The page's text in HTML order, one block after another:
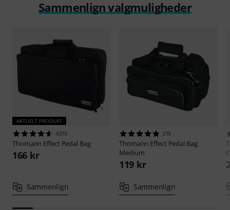
Sammenlign valgmuligheder
AKTUELT PRODUKT
4379
Thomann Effect Pedal Bag
166 kr
Sammenlign
279
Thomann Effect Pedal Bag
Medium
119 kr
Sammenlign